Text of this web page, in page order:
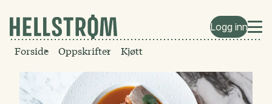
Logg inn
Forside Oppskrifter Kjøtt